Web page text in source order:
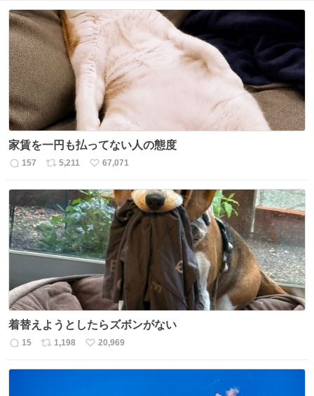
家賃を一円も払ってない人の態度
返
157
リ
ト
数
5,211
い
ね
数
67,071
着替えようとしたらズボンがない
返
15
リ
1,198
い
20,969